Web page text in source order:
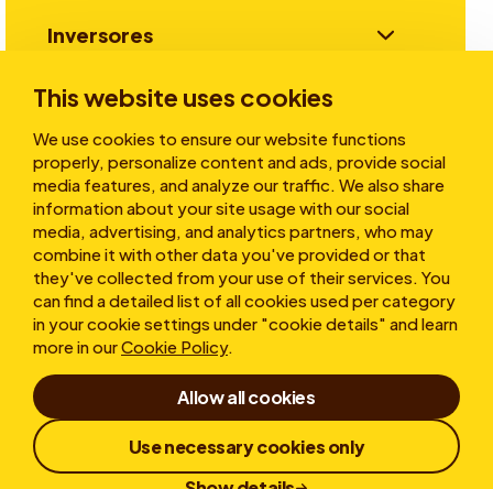
This website uses cookies
We use cookies to ensure our website functions
properly, personalize content and ads, provide social
media features, and analyze our traffic. We also share
information about your site usage with our social
media, advertising, and analytics partners, who may
combine it with other data you've provided or that
they've collected from your use of their services. You
can find a detailed list of all cookies used per category
in your cookie settings under "cookie details" and learn
more in ourCookie Policy.
Allow all cookies
Use necessary cookies only
Inversores
Sobre nosotros
Condicions d'ús
Declaración de Confidencialidad Cookies
Política de DenunciasDivulgación Responsable